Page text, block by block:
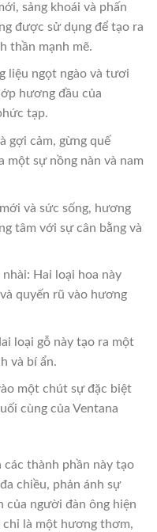
sảng khoái và phấn
được sử dụng để tạo ra
thần mạnh mẽ.
liệu ngọt ngào và tươi
hương đầu của
tạp.
gợi cảm, gừng quế
sự nồng nàn và nam
và sức sống, hương
tâm với sự cân bằng và
Hai loại hoa này
quyến rũ vào hương
loại gỗ này tạo ra một
và bí ẩn.
một chút sự đặc biệt
cùng của Ventana
thành phần này tạo
chiều, phản ánh sự
của người đàn ông hiện
chỉ là một hương thơm,